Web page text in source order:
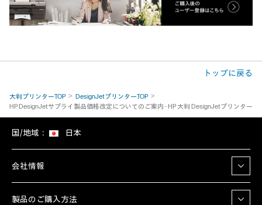
トップに戻る
大判プリンターTOP
DesignJetプリンターTOP
HP DesignJetサプライ製品価格改定についてのご案内 ‐ HP 大判 DesignJetプリンター
国/地域： 日本
会社情報
製品のご購入方法